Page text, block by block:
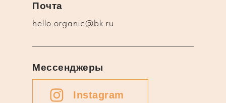
hello.organic@bk.ru
Почта
Instagram
Мессенджеры